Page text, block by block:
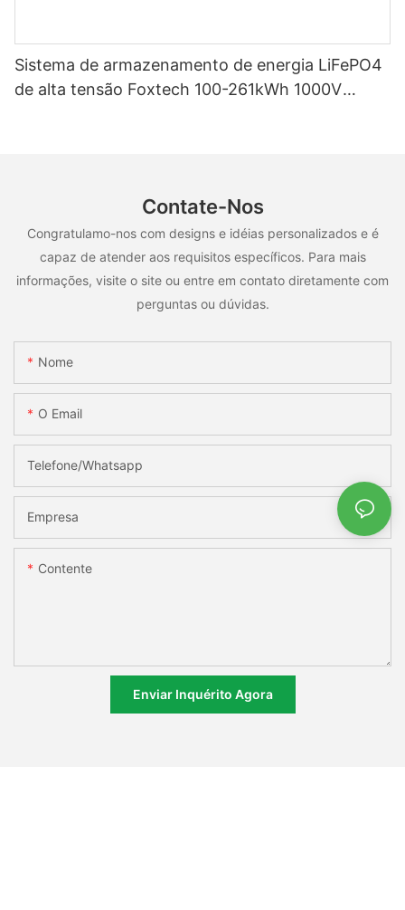
Sistema de armazenamento de energia LiFePO4
de alta tensão Foxtech 100-261kWh 1000V
Contate-Nos
Congratulamo-nos com designs e idéias personalizados e é
capaz de atender aos requisitos específicos. Para mais
informações, visite o site ou entre em contato diretamente com
perguntas ou dúvidas.
Nome
O Email
Telefone/whatsapp
Empresa
Contente
Enviar Inquérito Agora